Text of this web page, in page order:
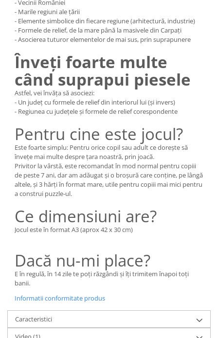
- Vecinii României
- Marile regiuni ale țării
- Elemente simbolice din fiecare regiune (arhitectură, industrie)
- Formele de relief, de la mare până la masivele din Carpați
- Asocierea tuturor elementelor de mai sus, prin suprapunere
Înveți foarte multe
când suprapui piesele
Astfel, vei învăța să asociezi:
- Un județ cu formele de relief din interiorul lui (și invers)
- Regiunea cu județele și formele de relief corespondente
Pentru cine este jocul?
Este foarte simplu: Pentru orice copil sau adult ce dorește să
învețe mai multe despre țara noastră, prin joacă.
Privitor la vârstă, este recomandat în mod normal pentru copiii
de peste 7 ani, dar am adăugat și o broșură care conține, pe lângă
altele, și 3 hărți în format mare, utile pentru copiii mai mici pentru
a construi puzzle-ul.
Ce dimensiuni are?
Jocul este în format A3 (aprox 42 x 30 cm)
Dacă nu-mi place?
E în regulă, în 14 zile te poți răzgândi și îți trimitem înapoi toți
banii.
Informatii conformitate produs
Caracteristici